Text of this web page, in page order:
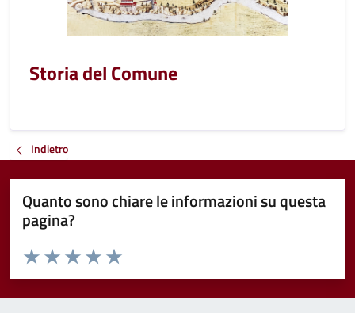
Storia del Comune
Indietro
Quanto sono chiare le informazioni su questa
pagina?
Valuta da 1 a 5 stelle la pagina
Valuta 5 stelle su 5
Valuta 4 stelle su 5
Valuta 3 stelle su 5
Valuta 2 stelle su 5
Valuta 1 stelle su 5